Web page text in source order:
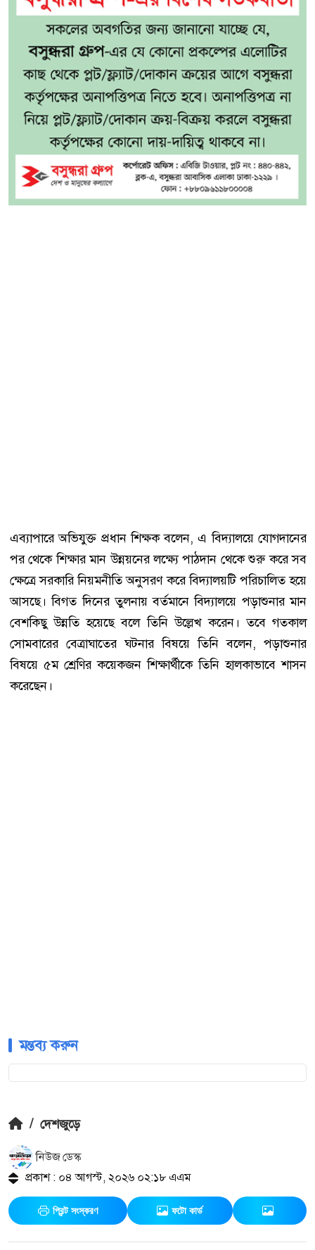
এব্যাপারে অভিযুক্ত প্রধান শিক্ষক বলেন, এ বিদ্যালয়ে যোগদানের
পর থেকে শিক্ষার মান উন্নয়নের লক্ষ্যে পাঠদান থেকে শুরু করে সব
ক্ষেত্রে সরকারি নিয়মনীতি অনুসরণ করে বিদ্যালয়টি পরিচালিত হয়ে
আসছে। বিগত দিনের তুলনায় বর্তমানে বিদ্যালয়ে পড়াশুনার মান
বেশকিছু উন্নতি হয়েছে বলে তিনি উল্লেখ করেন। তবে গতকাল
সোমবারের বেত্রাঘাতের ঘটনার বিষয়ে তিনি বলেন, পড়াশুনার
বিষয়ে ৫ম শ্রেণির কয়েকজন শিক্ষার্থীকে তিনি হালকাভাবে শাসন
করেছেন।
মন্তব্য করুন
/ দেশজুড়ে
নিউজ ডেস্ক
প্রকাশ : ০৪ আগস্ট, ২০২৬ ০২:১৮ এএম
প্রিন্ট সংস্করণ ফটো কার্ড